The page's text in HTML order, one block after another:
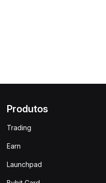
Produtos
Trading
Earn
Launchpad